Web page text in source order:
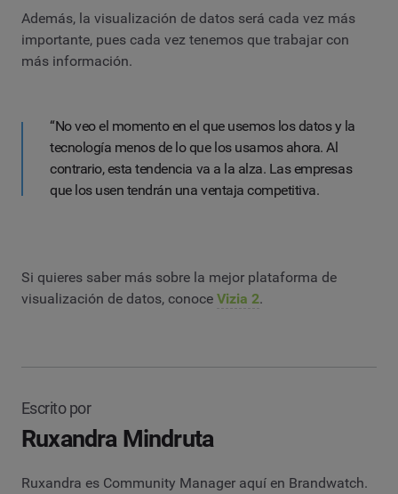
Además, la visualización de datos será cada vez más
importante, pues cada vez tenemos que trabajar con
más información.
“No veo el momento en el que usemos los datos y la
tecnología menos de lo que los usamos ahora. Al
contrario, esta tendencia va a la alza. Las empresas
que los usen tendrán una ventaja competitiva.
Si quieres saber más sobre la mejor plataforma de
visualización de datos, conoce Vizia 2.
Escrito por
Ruxandra Mindruta
Ruxandra es Community Manager aquí en Brandwatch.